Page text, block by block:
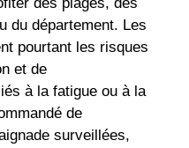
du département. Les
pourtant les risques
et de
à la fatigue ou à la
de
surveillées,